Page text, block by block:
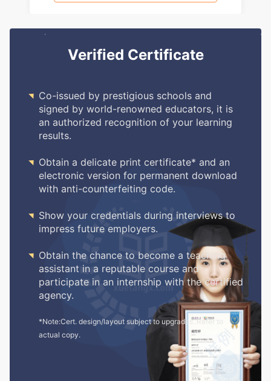
Verified Certificate
 Co-issued by prestigious schools and
signed by world-renowned educators, it is
an authorized recognition of your learning
results.
 Obtain a delicate print certificate* and an
electronic version for permanent download
with anti-counterfeiting code.
 Show your credentials during interviews to
impress future employers.
 Obtain the chance to become a teaching
assistant in a reputable course and
participate in an internship with the certified
agency.
*Note:Cert. design/layout subject to upgrades. Refer to
actual copy.